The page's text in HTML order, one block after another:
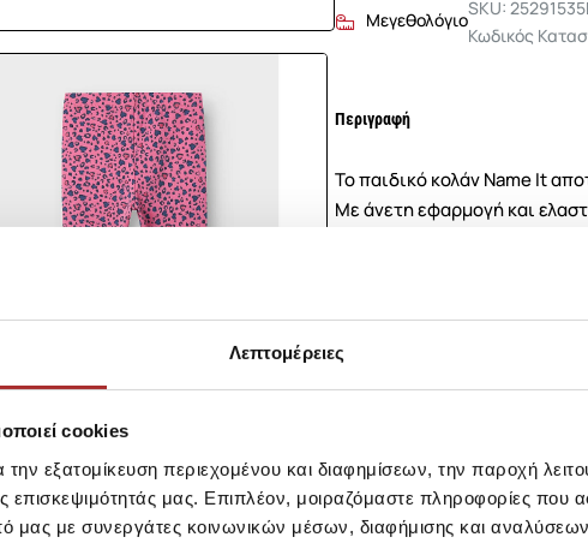
Λεπτομέρειες
cookies
εξατομίκευση περιεχομένου και διαφημίσεων, την παροχή
επισκεψιμότητάς μας. Επιπλέον, μοιραζόμαστε πληροφορίες που
μας με συνεργάτες κοινωνικών μέσων, διαφήμισης και
Μεγεθολόγιο
SKU:
Κωδικός
Περιγραφή
Το παιδικό κολάν Name It
Με άνετη εφαρμογή και
Κατάλληλο για σχολείο
Αποστολές Προϊόντων